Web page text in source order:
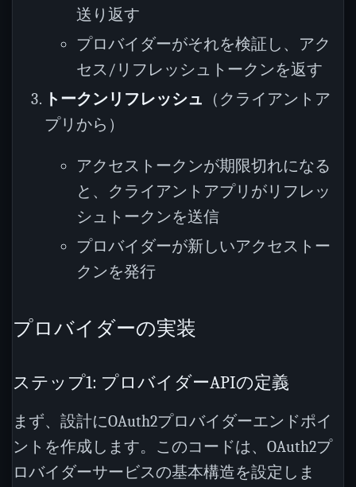
送り返す
プロバイダーがそれを検証し、アク
セス/リフレッシュトークンを返す
トークンリフレッシュ （クライアントア
プリから）
アクセストークンが期限切れになる
と、クライアントアプリがリフレッ
シュトークンを送信
プロバイダーが新しいアクセストー
クンを発行
プロバイダーの実装
ステップ1: プロバイダーAPIの定義
まず、設計にOAuth2プロバイダーエンドポイ
ントを作成します。このコードは、OAuth2プ
ロバイダーサービスの基本構造を設定しま